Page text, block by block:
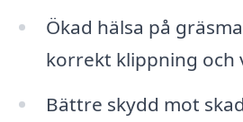
Ökad hälsa på
korrekt klippning och
Bättre skydd mot